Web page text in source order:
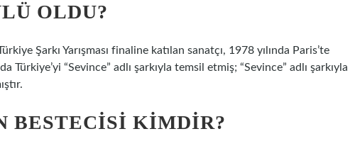
OLDU?
Şarkı Yarışması finaline katılan sanatçı, 1978 yılında Paris’te
Türkiye’yi “Sevince” adlı şarkıyla temsil etmiş; “Sevince” adlı şarkıyla
BESTECISI KIMDIR?